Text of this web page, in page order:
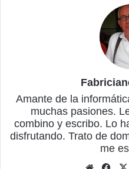
Amante de la
muchas pasiones.
combino y escribo. Lo
disfrutando. Trato de
me
Sitio